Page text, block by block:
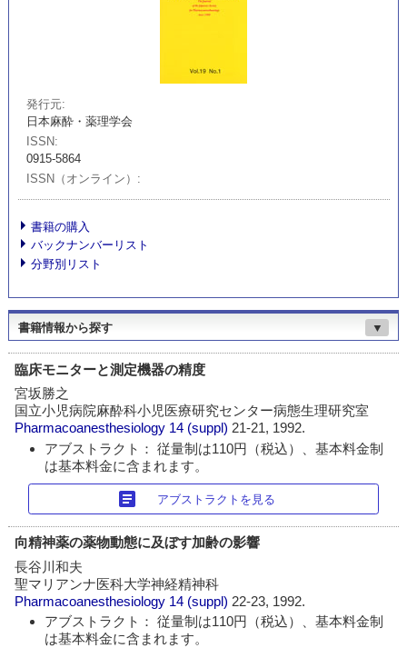
発行元
日本麻酔・薬理学会
ISSN
0915-5864
ISSN（オンライン）
書籍の購入
バックナンバーリスト
分野別リスト
書籍情報から探す ▼
臨床モニターと測定機器の精度
宮坂勝之
国立小児病院麻酔科小児医療研究センター病態生理研究室
Pharmacoanesthesiology 14 (suppl)21-21, 1992.
アブストラクト： 従量制は110円（税込）、基本料金制
は基本料金に含まれます。
article アブストラクトを見る
向精神薬の薬物動態に及ぼす加齢の影響
長谷川和夫
聖マリアンナ医科大学神経精神科
Pharmacoanesthesiology 14 (suppl) 22-23, 1992.
アブストラクト： 従量制は110円（税込）、基本料金制
は基本料金に含まれます。